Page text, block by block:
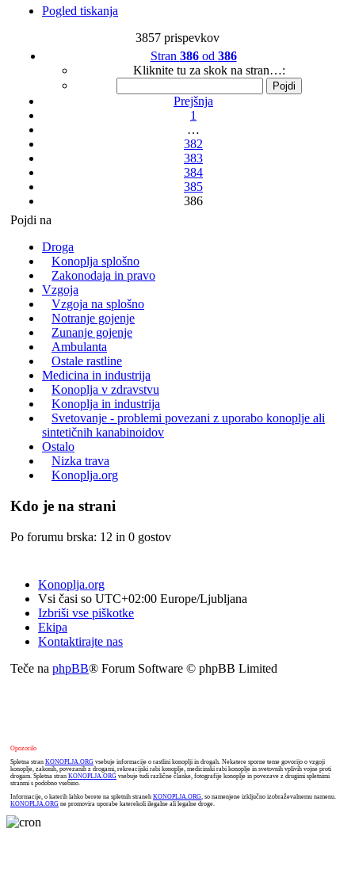
Pogled tiskanja
3857 prispevkov
Stran 386od 386
Kliknite tu za skok na stran…:
Prejšnja
1
…
382
383
384
385
386
Pojdi na
Droga
Konoplja splošno
Zakonodaja in pravo
Vzgoja
Vzgoja na splošno
Notranje gojenje
Zunanje gojenje
Ambulanta
Ostale rastline
Medicina in industrija
Konoplja v zdravstvu
Konoplja in industrija
Svetovanje - problemi povezani z uporabo konoplje ali
sintetičnih kanabinoidov
Ostalo
Nizka trava
Konoplja.org
Kdo je na strani
Po forumu brska: 12 in 0 gostov
Konoplja.org
Vsi časi so UTC+02:00 Europe/Ljubljana
Izbriši vse piškotke
Ekipa
Kontaktirajte nas
Teče na phpBB® Forum Software © phpBB Limited
Opozorilo
Spletna stran KONOPLJA.ORG vsebuje informacije o rastlini konoplji in drogah. Nekatere sporne teme govorijo o vzgoji
konoplje, zakonih, povezanih z drogami, rekreacijski rabi konoplje, medicinski rabi konoplje in svetovnih vplivih vojne proti
drogam. Spletna stran KONOPLJA.ORG vsebuje tudi različne članke, fotografije konoplje in povezave z drugimi spletnimi
stranmi s podobno vsebino.
Informacije, o katerih lahko berete na spletnih straneh KONOPLJA.ORG, so namenjene izključno izobraževalnemu namenu.
KONOPLJA.ORG ne promovira uporabe katerekoli ilegalne ali legalne droge.